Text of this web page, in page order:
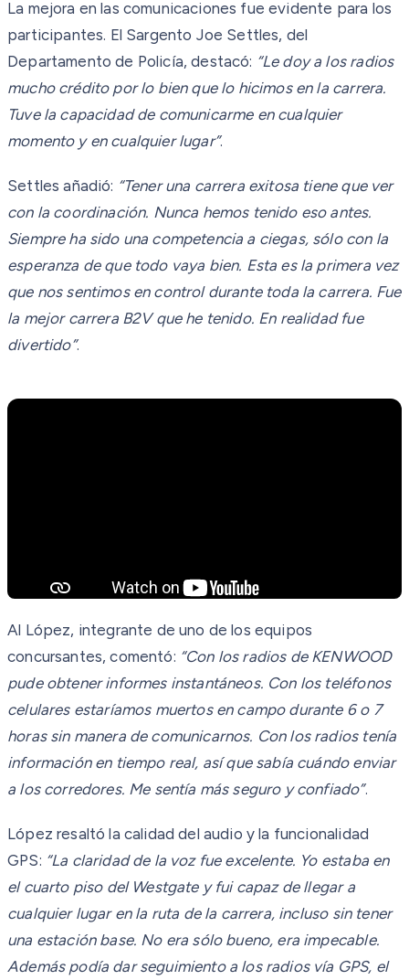
La mejora en las comunicaciones fue evidente para los
participantes. El Sargento Joe Settles, del
Departamento de Policía, destacó: “Le doy a los radios
mucho crédito por lo bien que lo hicimos en la carrera.
Tuve la capacidad de comunicarme en cualquier
momento y en cualquier lugar”.
Settles añadió: “Tener una carrera exitosa tiene que ver
con la coordinación. Nunca hemos tenido eso antes.
Siempre ha sido una competencia a ciegas, sólo con la
esperanza de que todo vaya bien. Esta es la primera vez
que nos sentimos en control durante toda la carrera. Fue
la mejor carrera B2V que he tenido. En realidad fue
divertido”.
Al López, integrante de uno de los equipos
concursantes, comentó: “Con los radios de KENWOOD
pude obtener informes instantáneos. Con los teléfonos
celulares estaríamos muertos en campo durante 6 o 7
horas sin manera de comunicarnos. Con los radios tenía
información en tiempo real, así que sabía cuándo enviar
a los corredores. Me sentía más seguro y confiado”.
López resaltó la calidad del audio y la funcionalidad
GPS: “La claridad de la voz fue excelente. Yo estaba en
el cuarto piso del Westgate y fui capaz de llegar a
cualquier lugar en la ruta de la carrera, incluso sin tener
una estación base. No era sólo bueno, era impecable.
Además podía dar seguimiento a los radios vía GPS, el